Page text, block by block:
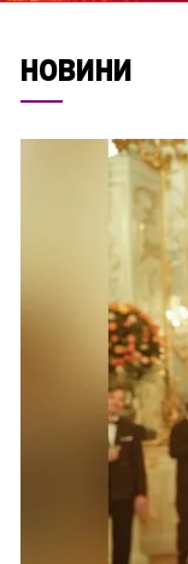
НОВИНИ